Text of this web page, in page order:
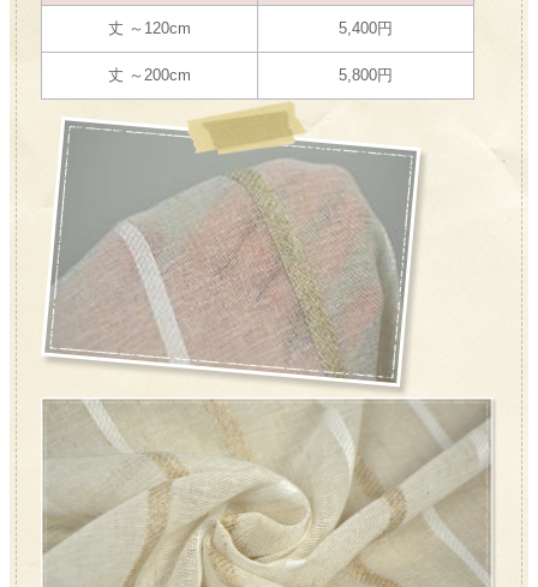
丈 ～120cm 5,400円
丈 ～200cm 5,800円